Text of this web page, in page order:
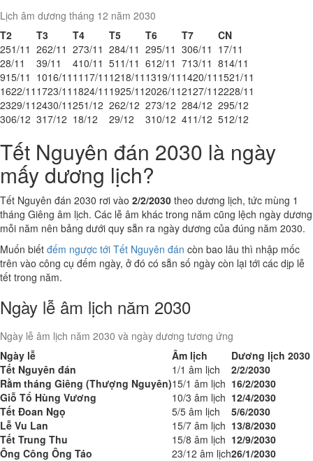
Lịch âm dương tháng 12 năm 2030
T2
T3 T4 T5 T6 T7
CN
251/11 262/11 273/11 284/11 295/11 306/11 17/11
28/11 39/11 410/11 511/11 612/11 713/11 814/11
915/11 1016/11 11 17/11 1218/11 1319/11 1420/11 1521/11
1622/11 1723/11 1824/11 1925/112026/112127/112228/11
2329/112430/11251/12 262/12 273/12 284/12 295/12
306/12 317/12 18/12 29/12 310/12 411/12 512/12
Tết Nguyên đán 2030 là ngày
mấy dương lịch?
Tết Nguyên đán 2030 rơi vào 2/2/2030 theo dương lịch, tức mùng 1
tháng Giêng âm lịch. Các lễ âm khác trong năm cũng lệch ngày dương
mỗi năm nên bảng dưới quy sẵn ra ngày dương của đúng năm 2030.
Muốn biết đếm ngược tới Tết Nguyên đán còn bao lâu thì nhập mốc
trên vào công cụ đếm ngày, ở đó có sẵn số ngày còn lại tới các dịp lễ
tết trong năm.
Ngày lễ âm lịch năm 2030
Ngày lễ âm lịch năm 2030 và ngày dương tương ứng
Ngày lễ
Âm lịch
Dương lịch 2030
Tết Nguyên đán
1/1 âm lịch
2/2/2030
Rằm tháng Giêng (Thượng Nguyên)15/1 âm lịch 16/2/2030
Giỗ Tổ Hùng Vương
10/3 âm lịch 12/4/2030
Tết Đoan Ngọ
5/5 âm lịch
5/6/2030
Lễ Vu Lan
15/7 âm lịch 13/8/2030
Tết Trung Thu
15/8 âm lịch 12/9/2030
Ông Công Ông Táo
23/12 âm lịch26/1/2030